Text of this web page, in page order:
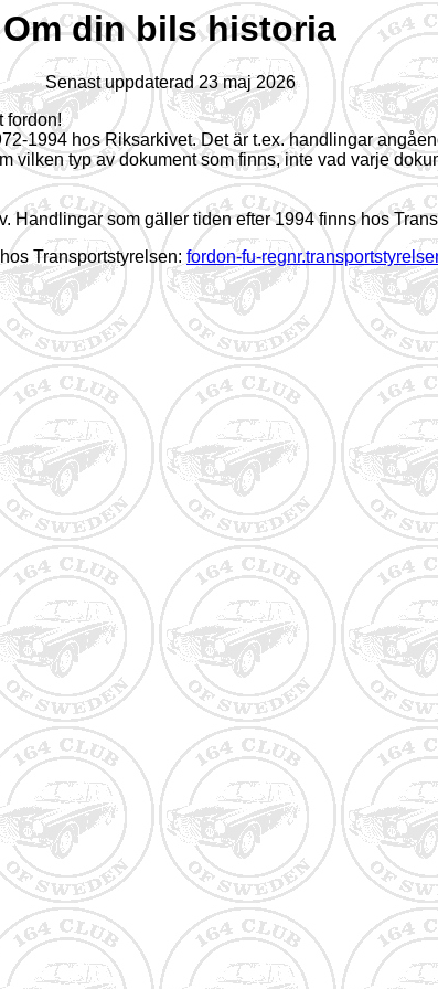
Om din bils historia
Senast uppdaterad 23 maj 2026
fordon!
1994 hos Riksarkivet. Det är t.ex. handlingar
vilken typ av dokument som finns, inte vad varje
som gäller tiden efter 1994 finns hos
Transportstyrelsen: fordon-fu-